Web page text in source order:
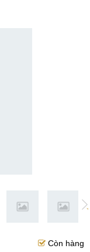
Còn hàng